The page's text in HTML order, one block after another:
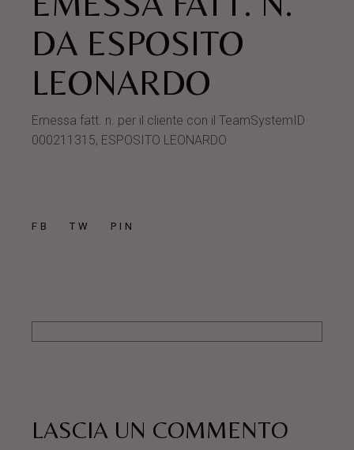
DA ESPOSITO
LEONARDO
Emessa fatt. n. per il cliente con il TeamSystemID
000211315, ESPOSITO LEONARDO
FB TW PIN
LASCIA UN COMMENTO